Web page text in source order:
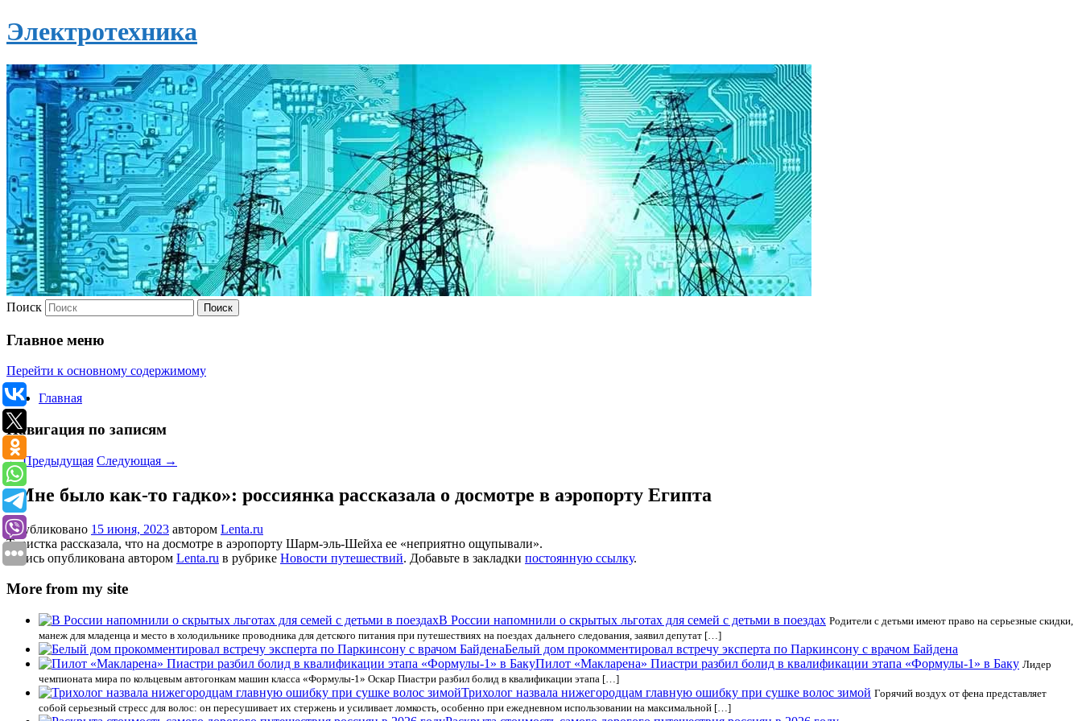
Электротехника
Поиск
Главное меню
Перейти к основному содержимому
Главная
Навигация по записям
←Предыдущая Следующая →
«Мне было как-то гадко»: россиянка рассказала о досмотре в аэропорту Египта
Опубликовано 15 июня, 2023 автором Lenta.ru
Туристка рассказала, что на досмотре в аэропорту Шарм-эль-Шейха ее «неприятно ощупывали».
Запись опубликована автором Lenta.ru в рубрике Новости путешествий. Добавьте в закладки постоянную ссылку.
More from my site
В России напомнили о скрытых льготах для семей с детьми в поездах Родители с детьми имеют право на серьезные скидки,
манеж для младенца и место в холодильнике проводника для детского питания при путешествиях на поездах дальнего следования, заявил депутат […]
Белый дом прокомментировал встречу эксперта по Паркинсону с врачом Байдена
Пилот «Макларена» Пиастри разбил болид в квалификации этапа «Формулы-1» в Баку Лидер
чемпионата мира по кольцевым автогонкам машин класса «Формулы-1» Оскар Пиастри разбил болид в квалификации этапа […]
Трихолог назвала нижегородцам главную ошибку при сушке волос зимой Горячий воздух от фена представляет
собой серьезный стресс для волос: он пересушивает их стержень и усиливает ломкость, особенно при ежедневном использовании на максимальной […]